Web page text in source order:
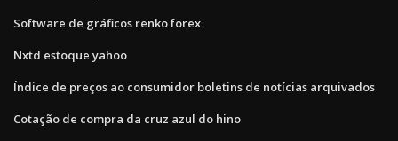
Software de gráficos renko forex
Nxtd estoque yahoo
Índice de preços ao consumidor boletins de notícias arquivados
Cotação de compra da cruz azul do hino